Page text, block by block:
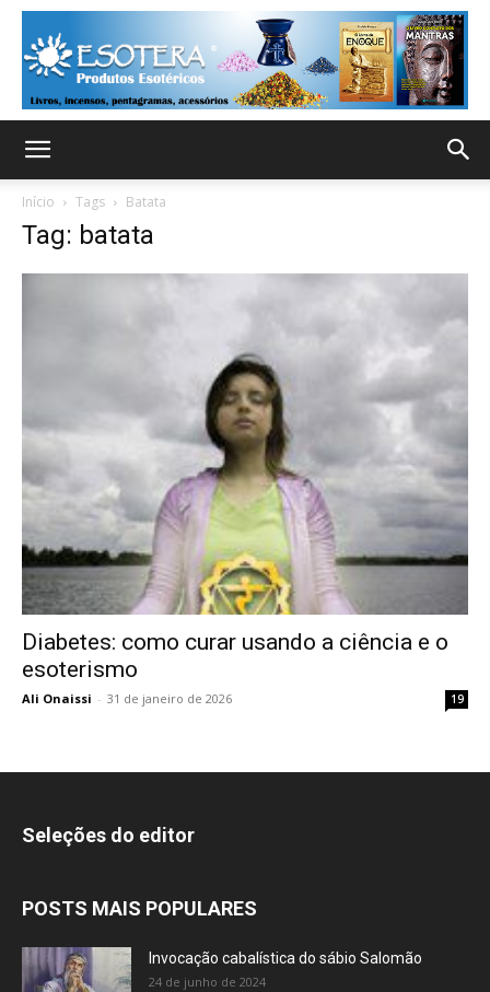
Início Tags Batata
Tag: batata
Diabetes: como curar usando a ciência e o
esoterismo
Ali Onaissi - 31 de janeiro de 2026 19
Seleções do editor
POSTS MAIS POPULARES
Invocação cabalística do sábio Salomão
24 de junho de 2024